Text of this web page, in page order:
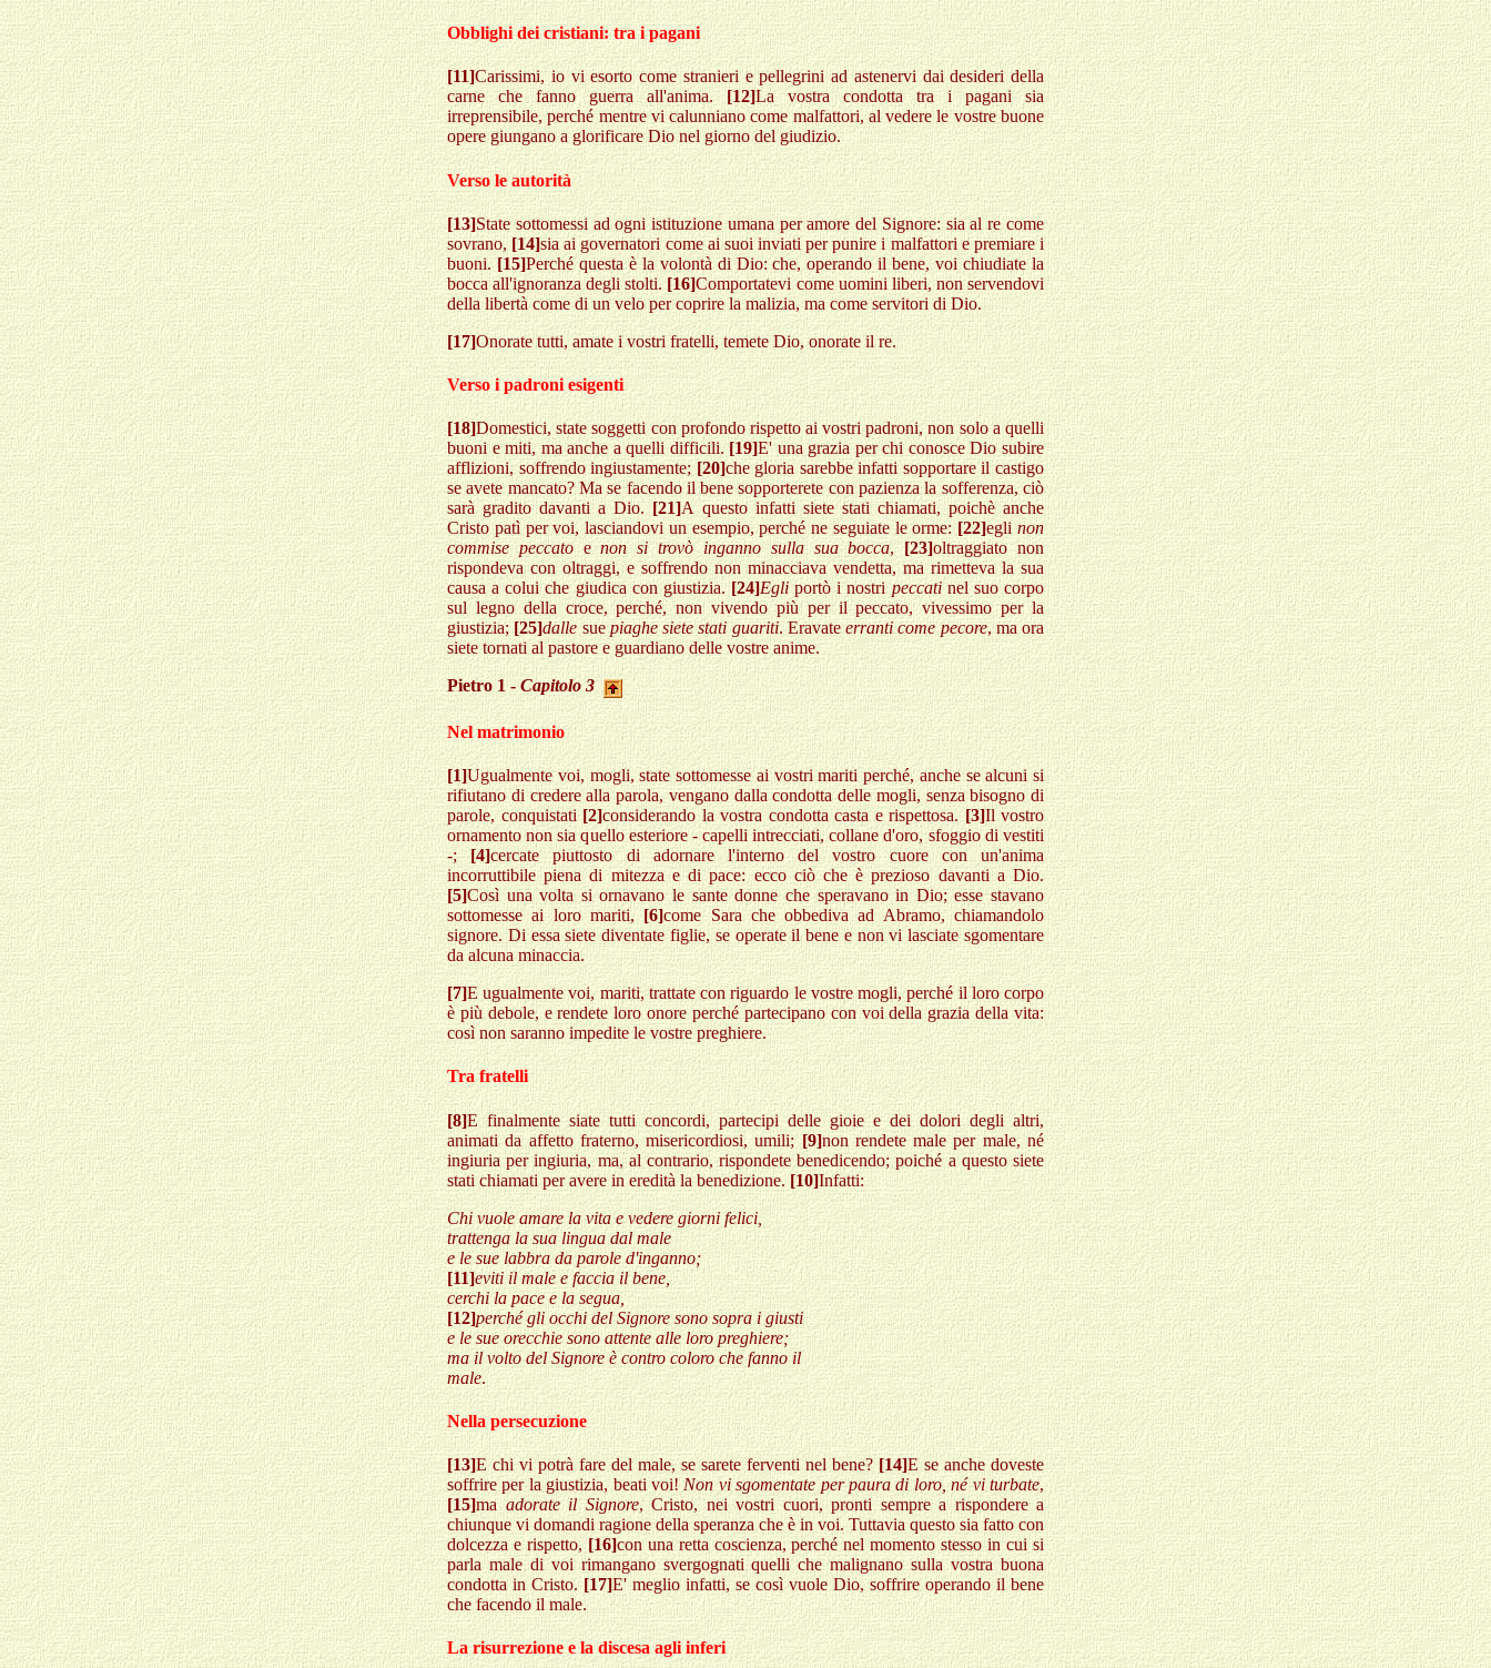
Obblighi dei cristiani: tra i pagani
[11]Carissimi, io vi esorto come stranieri e pellegrini ad astenervi dai desideri della
carne che fanno guerra all'anima. [12]La vostra condotta tra i pagani sia
irreprensibile, perché mentre vi calunniano come malfattori, al vedere le vostre buone
opere giungano a glorificare Dio nel giorno del giudizio.
Verso le autorità
[13]State sottomessi ad ogni istituzione umana per amore del Signore: sia al re come
sovrano, [14]sia ai governatori come ai suoi inviati per punire i malfattori e premiare i
buoni.[15]Perché questa è la volontà di Dio: che, operando il bene, voi chiudiate la
bocca all'ignoranza degli stolti. [16]Comportatevi come uomini liberi, non servendovi
della libertà come di un velo per coprire la malizia, ma come servitori di Dio.
[17]Onorate tutti, amate i vostri fratelli, temete Dio, onorate il re.
Verso i padroni esigenti
[18]Domestici, state soggetti con profondo rispetto ai vostri padroni, non solo a quelli
buoni e miti, ma anche a quelli difficili.[19]E' una grazia per chi conosce Dio subire
afflizioni, soffrendo ingiustamente; [20]che gloria sarebbe infatti sopportare il castigo
se avete mancato? Ma se facendo il bene sopporterete con pazienza la sofferenza, ciò
sarà gradito davanti a Dio. [21]A questo infatti siete stati chiamati, poichè anche
Cristo patì per voi, lasciandovi un esempio, perché ne seguiate le orme: [22]eglinon
commise peccatoenon si trovò inganno sulla sua bocca,[23]oltraggiato non
rispondeva con oltraggi, e soffrendo non minacciava vendetta, ma rimetteva la sua
causa a colui che giudica con giustizia. [24]Egli portò i nostripeccatinel suo corpo
sul legno della croce, perché, non vivendo più per il peccato, vivessimo per la
giustizia;[25]dalle sue piaghe siete stati guariti. Eravate erranti come pecore, ma ora
siete tornati al pastore e guardiano delle vostre anime.
Pietro 1 -Capitolo 3
Nel matrimonio
[1]Ugualmente voi, mogli, state sottomesse ai vostri mariti perché, anche se alcuni si
rifiutano di credere alla parola, vengano dalla condotta delle mogli, senza bisogno di
parole, conquistati[2]considerando la vostra condotta casta e rispettosa. [3]Il vostro
ornamento non sia quello esteriore - capelli intrecciati, collane d'oro, sfoggio di vestiti
-;[4]cercate piuttosto di adornare l'interno del vostro cuore con un'anima
incorruttibile piena di mitezza e di pace: ecco ciò che è prezioso davanti a Dio.
[5]Così una volta si ornavano le sante donne che speravano in Dio; esse stavano
sottomesse ai loro mariti, [6]come Sara che obbediva ad Abramo, chiamandolo
signore. Di essa siete diventate figlie, se operate il bene e non vi lasciate sgomentare
da alcuna minaccia.
[7]E ugualmente voi, mariti, trattate con riguardo le vostre mogli, perché il loro corpo
è più debole, e rendete loro onore perché partecipano con voi della grazia della vita:
così non saranno impedite le vostre preghiere.
Tra fratelli
[8]E finalmente siate tutti concordi, partecipi delle gioie e dei dolori degli altri,
animati da affetto fraterno, misericordiosi, umili; [9]non rendete male per male, né
ingiuria per ingiuria, ma, al contrario, rispondete benedicendo; poiché a questo siete
stati chiamati per avere in eredità la benedizione. [10]Infatti:
Chi vuole amare la vita e vedere giorni felici,
trattenga la sua lingua dal male
e le sue labbra da parole d'inganno;
[11]eviti il male e faccia il bene,
cerchi la pace e la segua,
[12]perché gli occhi del Signore sono sopra i giusti
e le sue orecchie sono attente alle loro preghiere;
ma il volto del Signore è contro coloro che fanno il
male.
Nella persecuzione
[13]E chi vi potrà fare del male, se sarete ferventi nel bene? [14]E se anche doveste
soffrire per la giustizia, beati voi! Non vi sgomentate per paura di loro, né vi turbate,
[15]ma adorate il Signore, Cristo, nei vostri cuori, pronti sempre a rispondere a
chiunque vi domandi ragione della speranza che è in voi. Tuttavia questo sia fatto con
dolcezza e rispetto, [16]con una retta coscienza, perché nel momento stesso in cui si
parla male di voi rimangano svergognati quelli che malignano sulla vostra buona
condotta in Cristo. [17]E' meglio infatti, se così vuole Dio, soffrire operando il bene
che facendo il male.
La risurrezione e la discesa agli inferi